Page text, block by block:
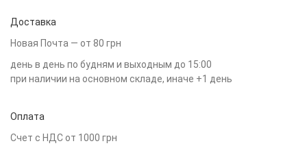
Доставка
Новая Почта — от 80 грн
день в день по будням и выходным до 15:00
при наличии на основном складе, иначе +1 день
Оплата
Счет с НДС от 1000 грн